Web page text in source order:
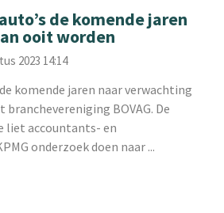
de komende jaren
ooit worden
2023 14:14
komende jaren naar verwachting
BOVAG. De
liet accountants- en
onderzoek doen naar ...